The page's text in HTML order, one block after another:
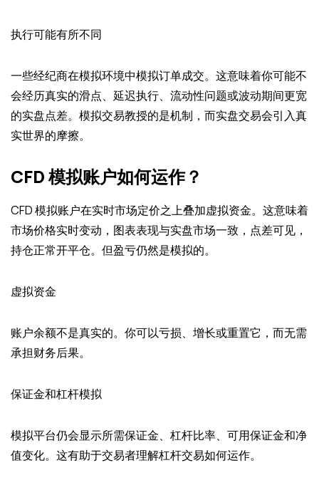
执行可能有所不同
一些经纪商在模拟环境中模拟订单成交。这意味着你可能不
会经历真实的滑点、延迟执行、流动性问题或波动期间更宽
的实盘点差。模拟交易教授的是机制，而实盘交易会引入真
实世界的摩擦。
CFD 模拟账户如何运作？
CFD 模拟账户在实时市场定价之上叠加虚拟资金。这意味着
市场价格实时变动，图表表现与实盘市场一致，点差可见，
持仓正常开平仓。但盈亏仍然是模拟的。
虚拟资金
账户余额不是真实的。你可以亏损、增长或重置它，而无需
承担财务后果。
保证金和杠杆模拟
模拟平台仍会显示所需保证金、杠杆比率、可用保证金和净
值变化。这有助于交易者理解杠杆交易如何运作。